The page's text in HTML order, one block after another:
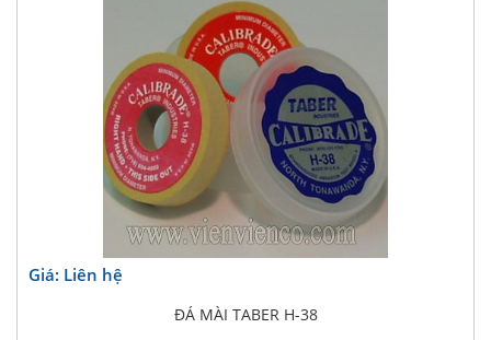
Giá: Liên hệ
ĐÁ MÀI TABER H-38